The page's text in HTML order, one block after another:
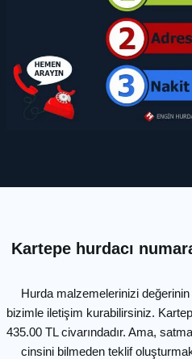
Kartepe hurdacı
Hurda malzemelerinizi
bizimle iletişim kurabilirsiniz.
435.00 TL civarındadır. Ama,
cinsini bilmeden teklif